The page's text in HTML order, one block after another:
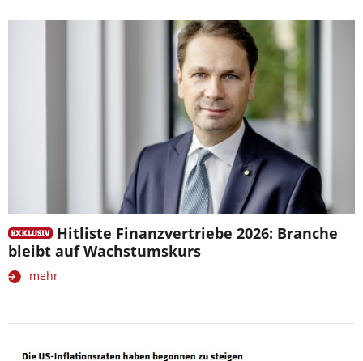
Hitliste Finanzvertriebe 2026: Branche
bleibt auf Wachstumskurs
mehr